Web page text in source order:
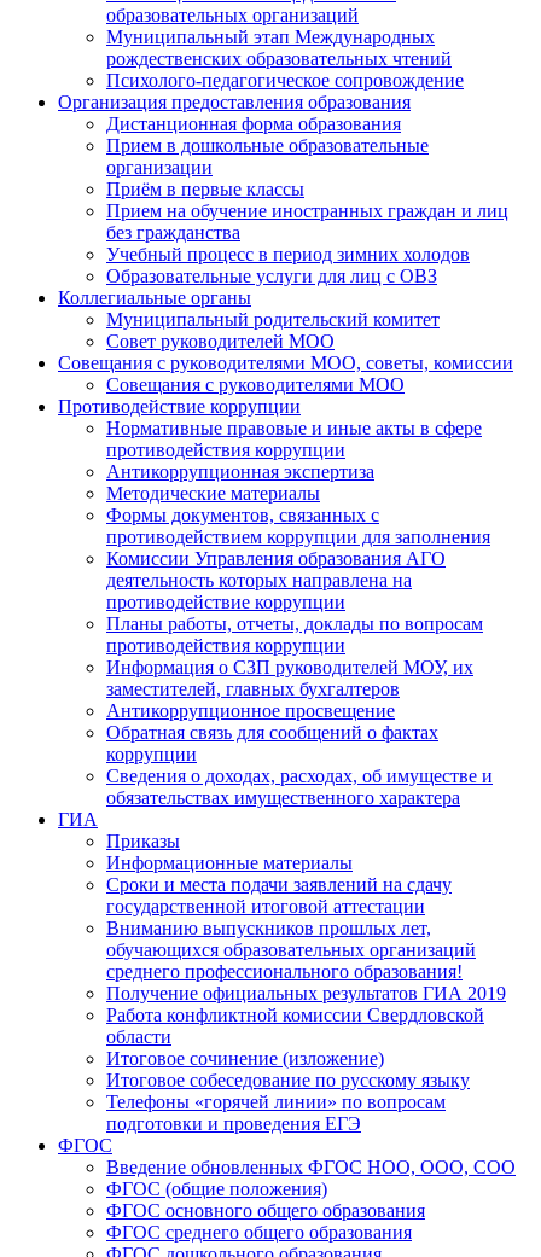
образовательных организаций
Муниципальный этап Международных
рождественских образовательных чтений
Психолого-педагогическое сопровождение
Организация предоставления образования
Дистанционная форма образования
Прием в дошкольные образовательные
организации
Приём в первые классы
Прием на обучение иностранных граждан и лиц
без гражданства
Учебный процесс в период зимних холодов
Образовательные услуги для лиц с ОВЗ
Коллегиальные органы
Муниципальный родительский комитет
Совет руководителей МОО
Совещания с руководителями МОО, советы, комиссии
Совещания с руководителями МОО
Противодействие коррупции
Нормативные правовые и иные акты в сфере
противодействия коррупции
Антикоррупционная экспертиза
Методические материалы
Формы документов, связанных с
противодействием коррупции для заполнения
Комиссии Управления образования АГО
деятельность которых направлена на
противодействие коррупции
Планы работы, отчеты, доклады по вопросам
противодействия коррупции
Информация о СЗП руководителей МОУ, их
заместителей, главных бухгалтеров
Антикоррупционное просвещение
Обратная связь для сообщений о фактах
коррупции
Сведения о доходах, расходах, об имуществе и
обязательствах имущественного характера
ГИА
Приказы
Информационные материалы
Сроки и места подачи заявлений на сдачу
государственной итоговой аттестации
Вниманию выпускников прошлых лет,
обучающихся образовательных организаций
среднего профессионального образования!
Получение официальных результатов ГИА 2019
Работа конфликтной комиссии Свердловской
области
Итоговое сочинение (изложение)
Итоговое собеседование по русскому языку
Телефоны «горячей линии» по вопросам
подготовки и проведения ЕГЭ
ФГОС
Введение обновленных ФГОС НОО, ООО, СОО
ФГОС (общие положения)
ФГОС основного общего образования
ФГОС среднего общего образования